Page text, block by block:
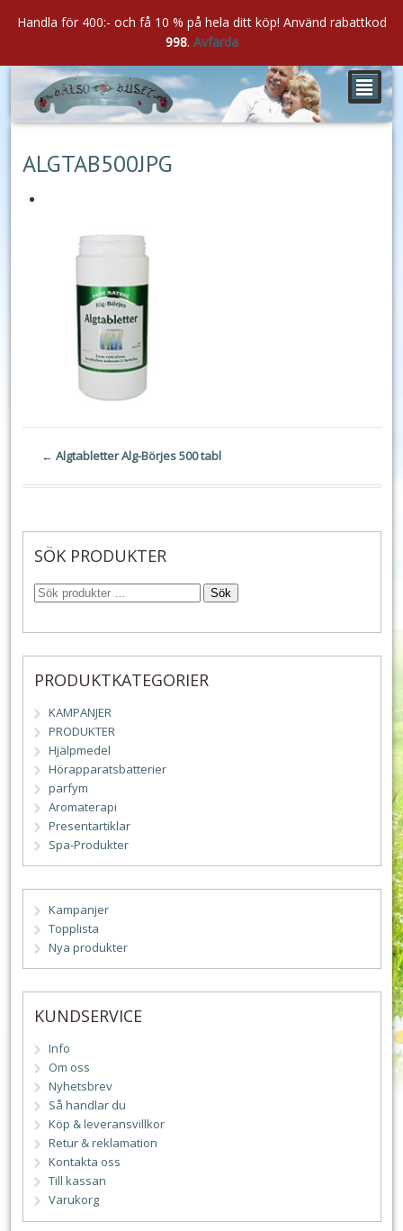
²
ALGTAB500JPG
← Algtabletter Alg-Börjes 500 tabl
SÖK PRODUKTER
Sök
PRODUKTKATEGORIER
KAMPANJER
PRODUKTER
Hjälpmedel
Hörapparatsbatterier
parfym
Aromaterapi
Presentartiklar
Spa-Produkter
Kampanjer
Topplista
Nya produkter
KUNDSERVICE
Info
Om oss
Nyhetsbrev
Så handlar du
Köp & leveransvillkor
Retur & reklamation
Kontakta oss
Till kassan
Varukorg
Handla för 400:- och få 10 % på hela ditt köp! Använd rabattkod
998. Avfärda